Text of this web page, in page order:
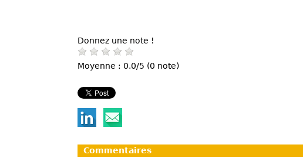
Donnez une note !
Moyenne : 0.0/5 (0 note)
Commentaires